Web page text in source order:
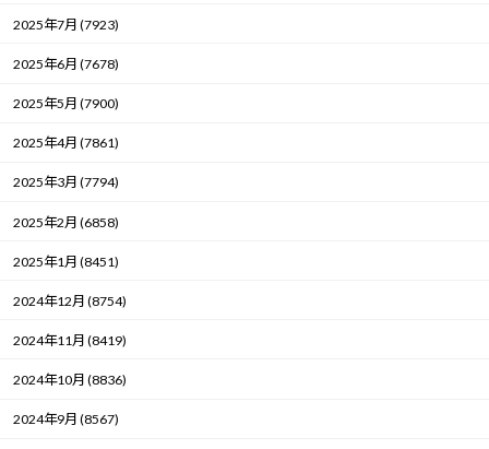
2025年7月 (7923)
2025年6月 (7678)
2025年5月 (7900)
2025年4月 (7861)
2025年3月 (7794)
2025年2月 (6858)
2025年1月 (8451)
2024年12月 (8754)
2024年11月 (8419)
2024年10月 (8836)
2024年9月 (8567)